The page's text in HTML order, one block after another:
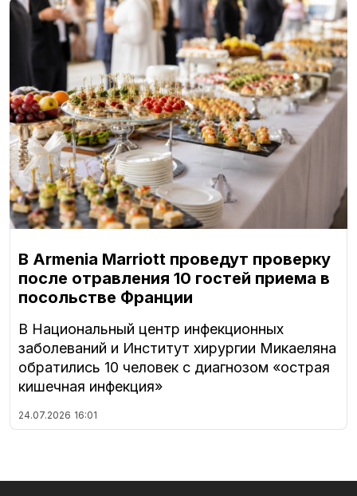
В Armenia Marriott проведут проверку
после отравления 10 гостей приема в
посольстве Франции
В Национальный центр инфекционных
заболеваний и Институт хирургии Микаеляна
обратились 10 человек с диагнозом «острая
кишечная инфекция»
24.07.2026 16:01